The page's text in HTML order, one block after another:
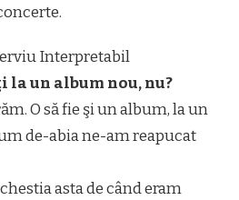
la un album nou, nu?
O să fie şi un album, la un
de-abia ne-am reapucat
asta de când eram